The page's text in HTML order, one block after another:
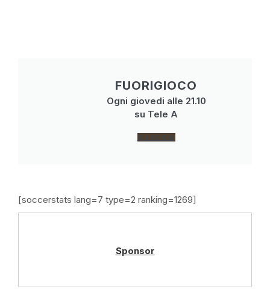
FUORIGIOCO
Ogni giovedi alle 21.10
su Tele A
CLICCA
[soccerstats lang=7 type=2 ranking=1269]
Sponsor